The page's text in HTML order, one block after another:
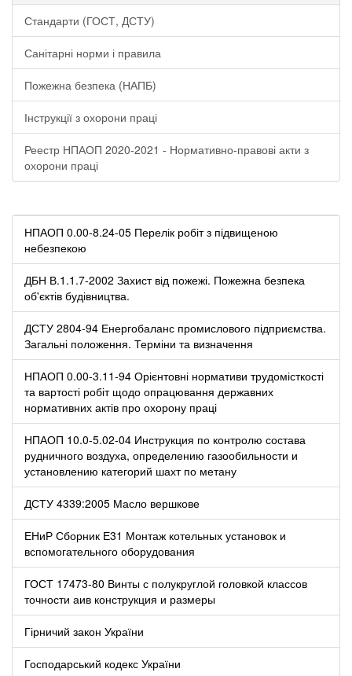
Стандарти (ГОСТ, ДСТУ)
Санітарні норми і правила
Пожежна безпека (НАПБ)
Інструкції з охорони праці
Реестр НПАОП 2020-2021 - Нормативно-правові акти з
охорони праці
НПАОП 0.00-8.24-05 Перелік робіт з підвищеною
небезпекою
ДБН В.1.1.7-2002 Захист від пожежі. Пожежна безпека
об'єктів будівництва.
ДСТУ 2804-94 Енергобаланс промислового підприємства.
Загальні положення. Терміни та визначення
НПАОП 0.00-3.11-94 Орієнтовні нормативи трудомісткості
та вартості робіт щодо опрацювання державних
нормативних актів про охорону праці
НПАОП 10.0-5.02-04 Инструкция по контролю состава
рудничного воздуха, определению газообильности и
установлению категорий шахт по метану
ДСТУ 4339:2005 Масло вершкове
ЕНиР Сборник Е31 Монтаж котельных установок и
вспомогательного оборудования
ГОСТ 17473-80 Винты с полукруглой головкой классов
точности аив конструкция и размеры
Гірничий закон України
Господарський кодекс України